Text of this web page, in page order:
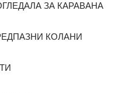
ЗА КАРАВАНА
КОЛАНИ